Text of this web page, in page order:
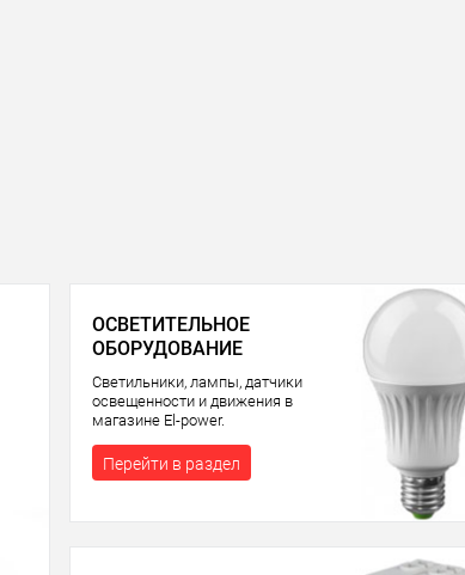
ОСВЕТИТЕЛЬНОЕ
ОБОРУДОВАНИЕ
Светильники, лампы, датчики
освещенности и движения в
магазине El-power.
Перейти в раздел